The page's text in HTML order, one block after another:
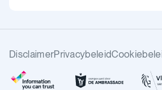
DisclaimerPrivacybeleid